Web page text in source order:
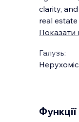
clarity,
real
Показати
Галузь:
Функції